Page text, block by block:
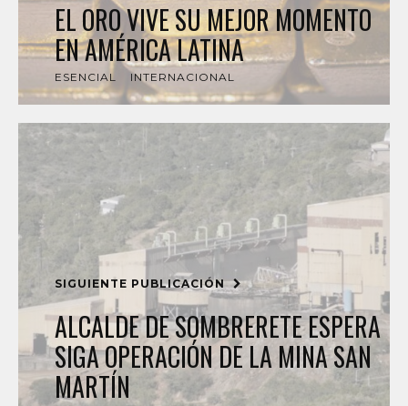
EL ORO VIVE SU MEJOR MOMENTO
EN AMÉRICA LATINA
ESENCIAL INTERNACIONAL
SIGUIENTE PUBLICACIÓN
ALCALDE DE SOMBRERETE ESPERA
SIGA OPERACIÓN DE LA MINA SAN
MARTÍN